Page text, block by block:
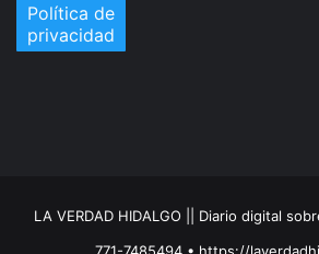
Política de
privacidad
LA VERDAD HIDALGO || Diario digital
771-7485494 • https://